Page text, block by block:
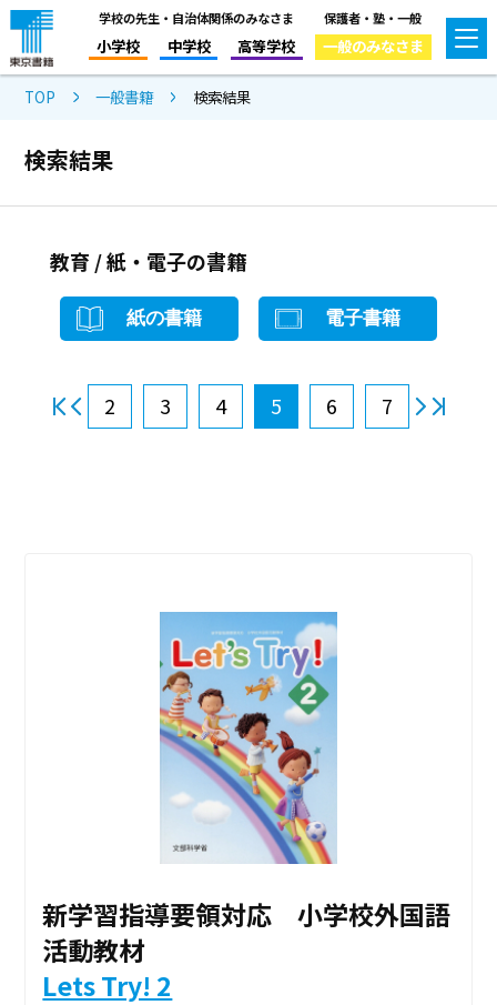
学校の先生・自治体関係のみなさま
小学校 中学校 高等学校
保護者・塾・一般
一般のみなさま
TOP 一般書籍 検索結果
検索結果
教育 / 紙・電子の書籍
紙の書籍 電子書籍
2 3 4 5 6 7
新学習指導要領対応 小学校外国語
活動教材
Lets Try! 2